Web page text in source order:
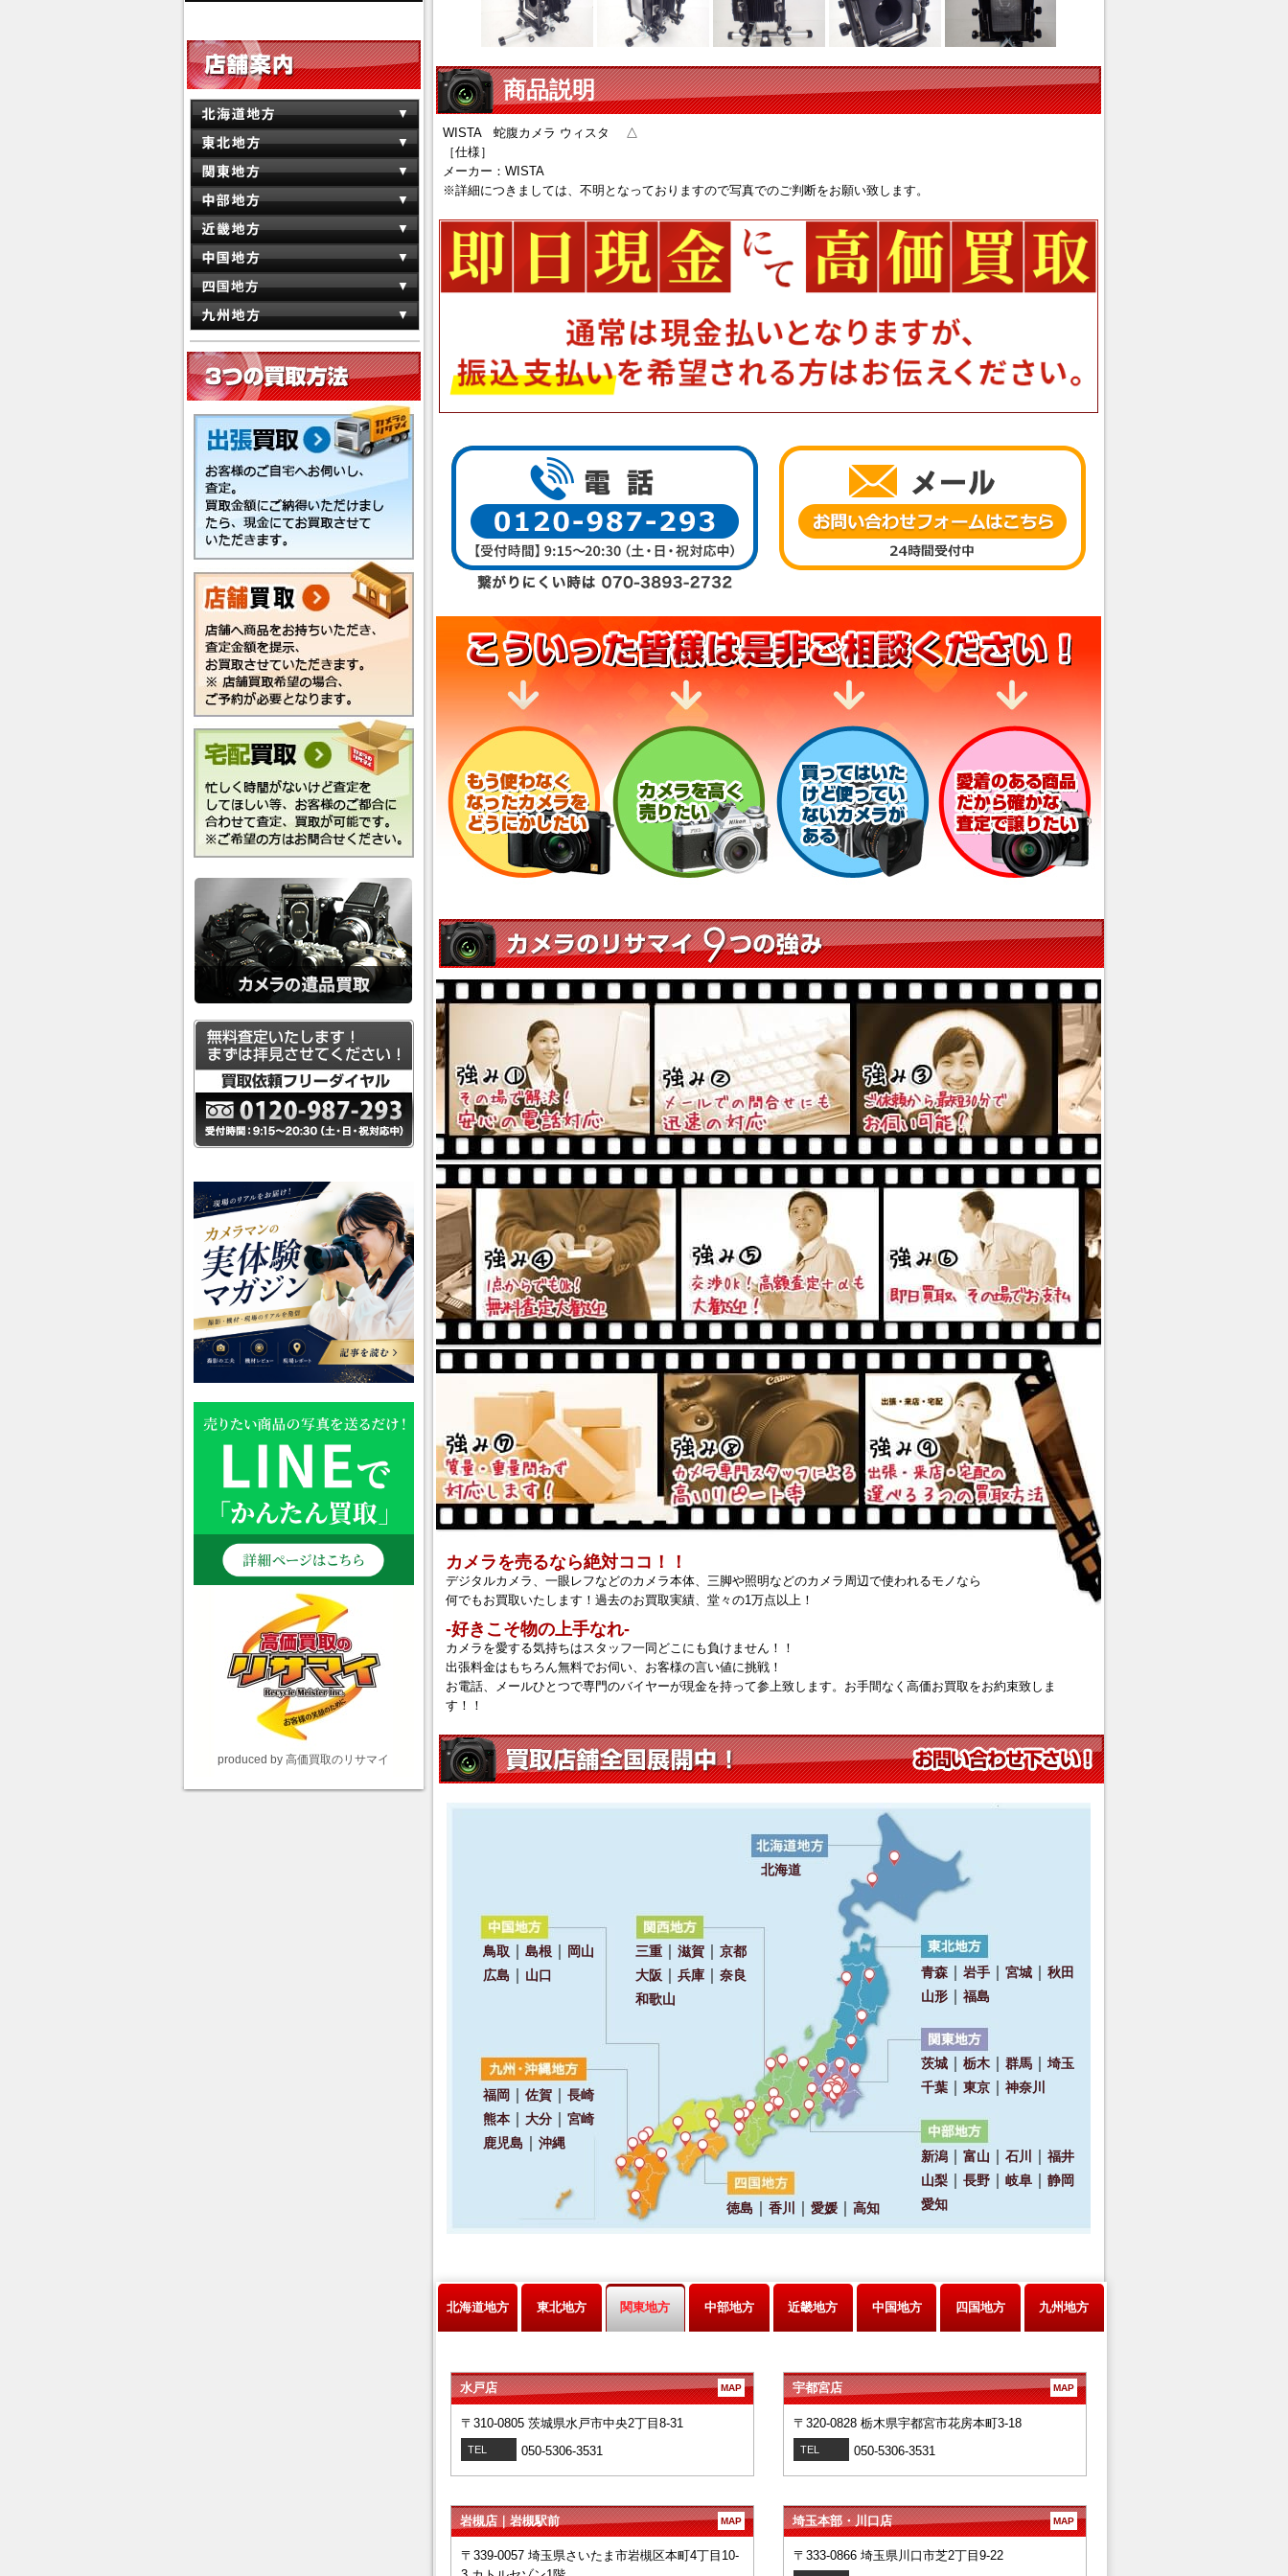
商品説明
WISTA 蛇腹カメラ ウィスタ △
［仕様］
メーカー：WISTA
※詳細につきましては、不明となっておりますので写真でのご判断をお願い致します。
カメラを売るなら絶対ココ！！
デジタルカメラ、一眼レフなどのカメラ本体、三脚や照明などのカメラ周辺で使われるモノなら
何でもお買取いたします！過去のお買取実績、堂々の1万点以上！
‐好きこそ物の上手なれ‐
カメラを愛する気持ちはスタッフ一同どこにも負けません！！
出張料金はもちろん無料でお伺い、お客様の言い値に挑戦！
お電話、メールひとつで専門のバイヤーが現金を持って参上致します。お手間なく高価お買取をお約束致しま
す！！
北海道地方 東北地方 関東地方 中部地方 近畿地方 中国地方 四国地方 九州地方
水戸店 MAP
〒310-0805 茨城県水戸市中央2丁目8-31
TEL 050-5306-3531
宇都宮店 MAP
〒320-0828 栃木県宇都宮市花房本町3-18
TEL 050-5306-3531
岩槻店｜岩槻駅前 MAP
〒339-0057 埼玉県さいたま市岩槻区本町4丁目10-
埼玉本部・川口店 MAP
〒333-0866 埼玉県川口市芝2丁目9-22
produced by 高価買取のリサマイ